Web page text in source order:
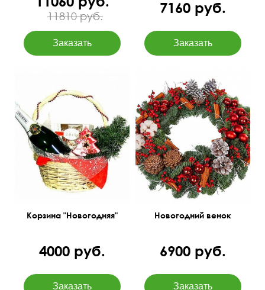
11810 руб. 7160 руб.
Корзина с шампанским,
конфетами и елочками
Корзина "Новогодняя"
4000 руб.
Новогодний венок
6900 руб.